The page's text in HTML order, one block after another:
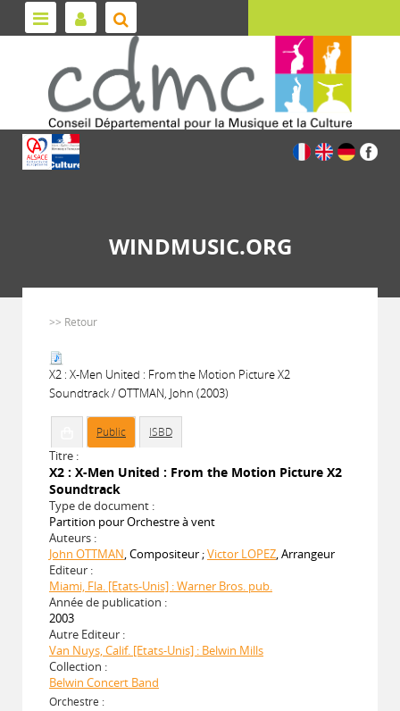
WINDMUSIC.ORG
>> Retour
X2 : X-Men United : From the Motion Picture X2
Soundtrack / OTTMAN, John (2003)
Public ISBD
Titre :
X2 : X-Men United : From the Motion Picture X2
Soundtrack
Type de document :
Partition pour Orchestre à vent
Auteurs :
John OTTMAN, Compositeur ;Victor LOPEZ, Arrangeur
Editeur :
Miami, Fla. [Etats-Unis] : Warner Bros. pub.
Année de publication :
2003
Autre Editeur :
Van Nuys, Calif. [Etats-Unis] : Belwin Mills
Collection :
Belwin Concert Band
Orchestre :